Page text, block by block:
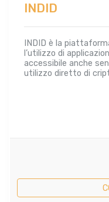
INDID
INDID è la
l’utilizzo di
accessibile anche
utilizzo diretto di